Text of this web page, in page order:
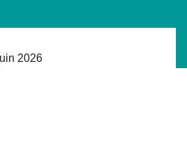
2026